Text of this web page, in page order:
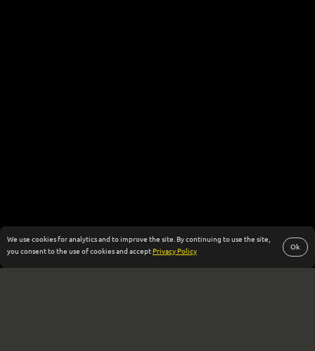
We use cookies for analytics and to improve the site. By continuing to use the site,
you consent to the use of cookies and acceptPrivacy Policy
Ok